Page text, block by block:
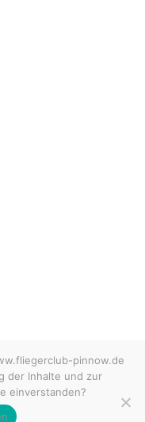
pinnow.de
der Inhalte und zur
einverstanden?